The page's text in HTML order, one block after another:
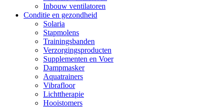
Inbouw ventilatoren
Conditie en gezondheid
Solaria
Stapmolens
Trainingsbanden
Verzorgingsproducten
Supplementen en Voer
Dampmasker
Aquatrainers
Vibrafloor
Lichttherapie
Hooistomers